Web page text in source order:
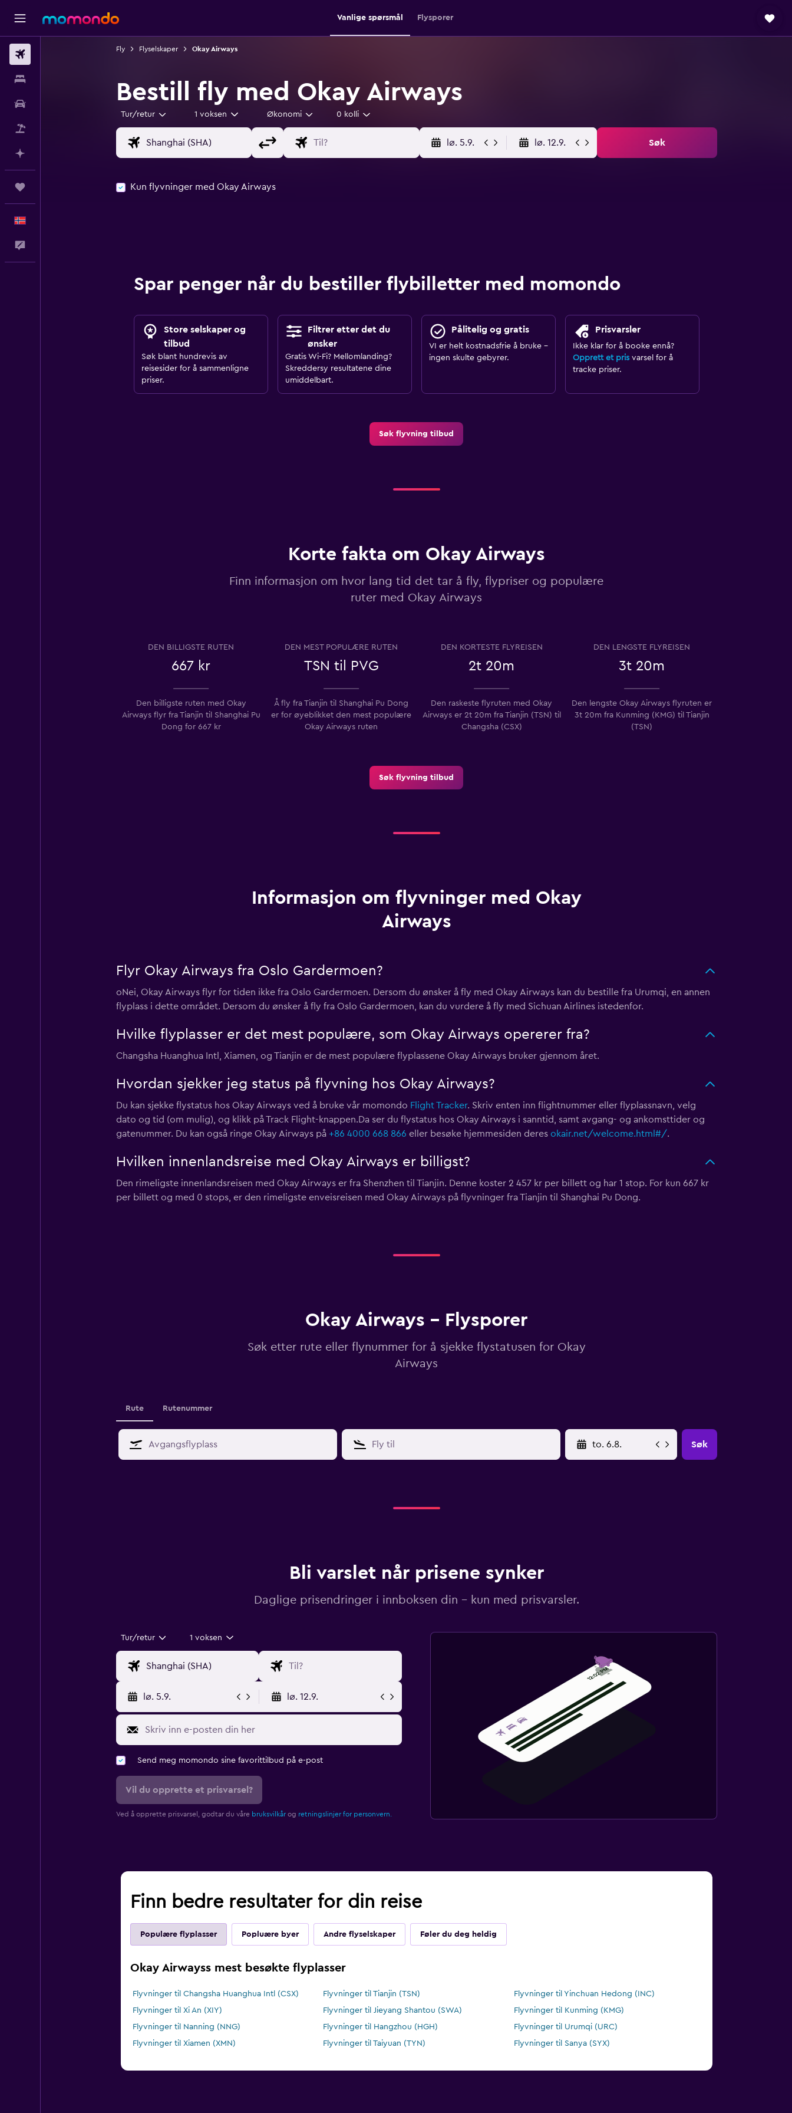
Vanlige spørsmål Flysporer
Fly Flyselskaper Okay Airways
Bestill fly med Okay Airways
Tur/retur 1 voksen Økonomi 0 kolli
lø. 5.9. lø. 12.9. Søk
Kun flyvninger med Okay Airways
Spar penger når du bestiller flybilletter med momondo
Store selskaper og
tilbud
Søk blant hundrevis av
reisesider for å sammenligne
priser.
Filtrer etter det du
ønsker
Gratis Wi-Fi? Mellomlanding?
Skreddersy resultatene dine
umiddelbart.
Pålitelig og gratis
VI er helt kostnadsfrie å bruke -
ingen skulte gebyrer.
Prisvarsler
Ikke klar for å booke ennå?
Opprett et prisvarsel for å
tracke priser.
Søk flyvning tilbud
Korte fakta om Okay Airways
Finn informasjon om hvor lang tid det tar å fly, flypriser og populære
ruter med Okay Airways
DEN BILLIGSTE RUTEN
667 kr
DEN MEST POPULÆRE RUTEN
TSN til PVG
DEN KORTESTE FLYREISEN
2t 20m
DEN LENGSTE FLYREISEN
3t 20m
Den billigste ruten med Okay
Airways flyr fra Tianjin til Shanghai Pu
Dong for 667 kr
Å fly fra Tianjin til Shanghai Pu Dong
er for øyeblikket den mest populære
Okay Airways ruten
Den raskeste flyruten med Okay
Airways er 2t 20m fra Tianjin (TSN) til
Changsha (CSX)
Den lengste Okay Airways flyruten er
3t 20m fra Kunming (KMG) til Tianjin
(TSN)
Søk flyvning tilbud
Informasjon om flyvninger med Okay
Airways
Flyr Okay Airways fra Oslo Gardermoen?
oNei, Okay Airways flyr for tiden ikke fra Oslo Gardermoen. Dersom du ønsker å fly med Okay Airways kan du bestille fra Urumqi, en annen
flyplass i dette området. Dersom du ønsker å fly fra Oslo Gardermoen, kan du vurdere å fly med Sichuan Airlines istedenfor.
Hvilke flyplasser er det mest populære, som Okay Airways opererer fra?
Changsha Huanghua Intl, Xiamen, og Tianjin er de mest populære flyplassene Okay Airways bruker gjennom året.
Hvordan sjekker jeg status på flyvning hos Okay Airways?
Du kan sjekke flystatus hos Okay Airways ved å bruke vår momondo Flight Tracker. Skriv enten inn flightnummer eller flyplassnavn, velg
dato og tid (om mulig), og klikk på Track Flight-knappen.Da ser du flystatus hos Okay Airways i sanntid, samt avgang- og ankomsttider og
gatenummer. Du kan også ringe Okay Airways på +86 4000 668 866 eller besøke hjemmesiden deres okair.net/welcome.html#/.
Hvilken innenlandsreise med Okay Airways er billigst?
Den rimeligste innenlandsreisen med Okay Airways er fra Shenzhen til Tianjin. Denne koster 2 457 kr per billett og har 1 stop. For kun 667 kr
per billett og med 0 stops, er den rimeligste enveisreisen med Okay Airways på flyvninger fra Tianjin til Shanghai Pu Dong.
Okay Airways - Flysporer
Søk etter rute eller flynummer for å sjekke flystatusen for Okay
Airways
Rute Rutenummer
Søk
Bli varslet når prisene synker
Daglige prisendringer i innboksen din – kun med prisvarsler.
Tur/retur 1 voksen
lø. 5.9. lø. 12.9.
Send meg momondo sine favorittilbud på e-post
Vil du opprette et prisvarsel?
Ved å opprette prisvarsel, godtar du våre bruksvilkårog retningslinjer for personvern.
Finn bedre resultater for din reise
Populære flyplasser Popluære byer Andre flyselskaper Føler du deg heldig
Okay Airwayss mest besøkte flyplasser
Flyvninger til Changsha Huanghua Intl (CSX) Flyvninger til Tianjin (TSN)
Flyvninger til Yinchuan Hedong (INC)
Flyvninger til Xi An (XIY)
Flyvninger til Jieyang Shantou (SWA)
Flyvninger til Kunming (KMG)
Flyvninger til Nanning (NNG)
Flyvninger til Hangzhou (HGH)
Flyvninger til Urumqi (URC)
Flyvninger til Xiamen (XMN)
Flyvninger til Taiyuan (TYN) Flyvninger til Sanya (SYX)